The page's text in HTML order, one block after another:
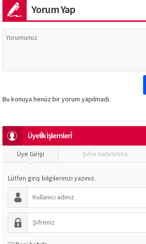
Yorum Yap
Bu konuya henüz bir yorum yapılmadı.
Üyeli̇k İşlemleri̇
Üye Girişi Şifre Hatırlatma
Lütfen giriş bilgilerinizi yazınız.